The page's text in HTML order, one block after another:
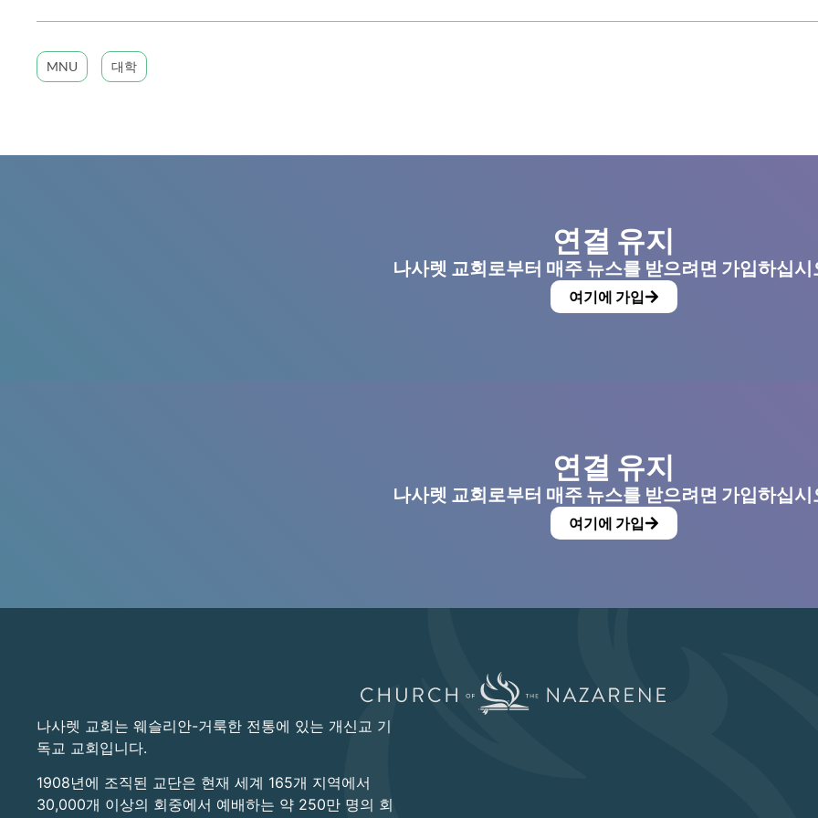
MNU 대학
연결 유지
나사렛 교회로부터 매주 뉴스를 받으려면 가입하십시
여기에 가입
연결 유지
나사렛 교회로부터 매주 뉴스를 받으려면 가입하십시
여기에 가입
나사렛 교회는 웨슬리안-거룩한 전통에 있는 개신교 기
독교 교회입니다.
1908년에 조직된 교단은 현재 세계 165개 지역에서
30,000개 이상의 회중에서 예배하는 약 250만 명의 회